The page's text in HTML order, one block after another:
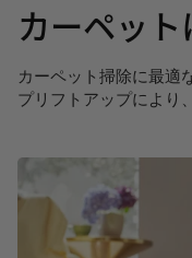
カーペッ
カーペット掃除に最適
プリフトアップにより